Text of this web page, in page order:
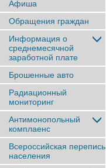
Афиша
Обращения граждан
Информация о
среднемесячной
заработной плате
Брошенные авто
Радиационный
мониторинг
Антимонопольный
комплаенс
Всероссийская перепись
населения